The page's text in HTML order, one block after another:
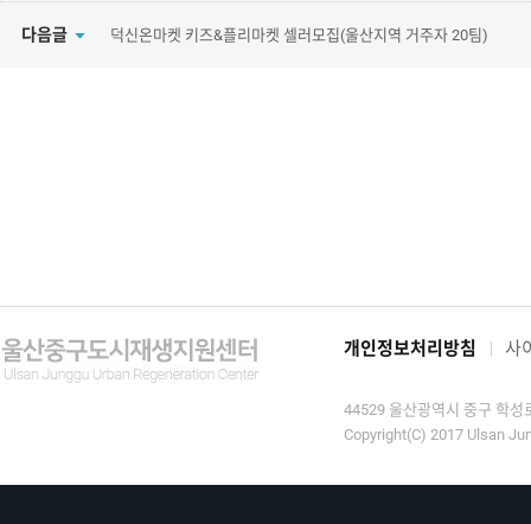
다음글 덕신온마켓 키즈&플리마켓 셀러모집(울산지역 거주자 20팀)
개인정보처리방침 사
44529 울산광역시 중구 학
Copyright(C) 2017 Ulsan